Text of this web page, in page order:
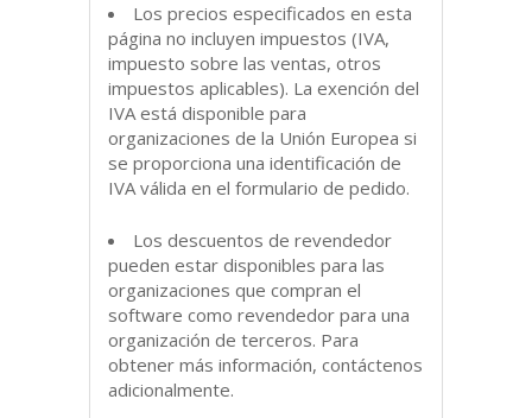
Los precios especificados en esta
página no incluyen impuestos (IVA,
impuesto sobre las ventas, otros
impuestos aplicables). La exención del
IVA está disponible para
organizaciones de la Unión Europea si
se proporciona una identificación de
IVA válida en el formulario de pedido.
Los descuentos de revendedor
pueden estar disponibles para las
organizaciones que compran el
software como revendedor para una
organización de terceros. Para
obtener más información, contáctenos
adicionalmente.